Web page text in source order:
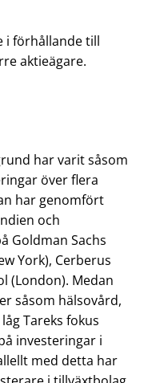
i förhållande till
aktieägare.
har varit såsom
över flera
har genomfört
och
Goldman Sachs
York), Cerberus
(London). Medan
såsom hälsovård,
Tareks fokus
investeringar i
med detta har